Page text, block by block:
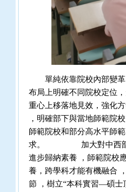
單純依靠院校內部變革已顯
布局上明確不同院校定位
重心上移落地見效，強化
，明確部下與當地師範
師範院校和部分高水平師範
求。 加大對中西部偏遠區
進步歸納素養 ，師範院校
養，跨學科才能有機融合
節 ，樹立“本科實習—碩